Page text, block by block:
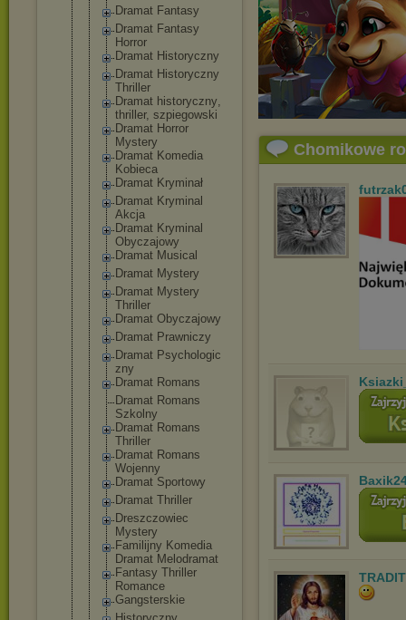
Dramat Fantasy
Dramat Fantasy
Horror
Dramat Historyczny
Dramat Historyczny
Thriller
Dramat historyczny,
thriller, szpiegowski
Dramat Horror
Mystery
Dramat Komedia
Kobieca
Dramat Kryminał
Dramat Kryminal
Akcja
Dramat Kryminal
Obyczajowy
Dramat Musical
Dramat Mystery
Dramat Mystery
Thriller
Dramat Obyczajowy
Dramat Prawniczy
Dramat Psychologic
zny
Dramat Romans
Dramat Romans
Szkolny
Dramat Romans
Thriller
Dramat Romans
Wojenny
Dramat Sportowy
Dramat Thriller
Dreszczowiec
Mystery
Familijny Komedia
Dramat Melodramat
Fantasy Thriller
Romance
Gangsterskie
Chomikowe